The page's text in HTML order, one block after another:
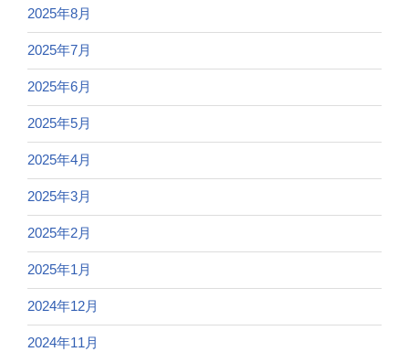
2025年8月
2025年7月
2025年6月
2025年5月
2025年4月
2025年3月
2025年2月
2025年1月
2024年12月
2024年11月